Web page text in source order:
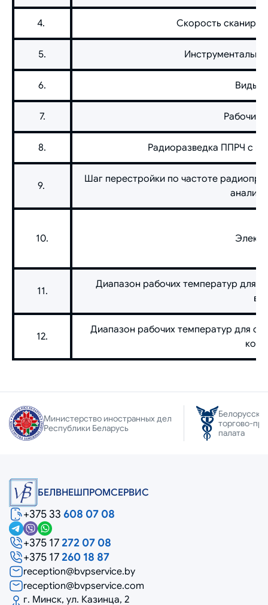
4. Скорость
5.
6. Виды
7. Рабочий
8. Радиоразведка ППРЧ с
9.
Шаг перестройки по частоте
10.
11.
Диапазон рабочих температур для
12.
Диапазон рабочих температур для
Министерство иностранных дел
Республики Беларусь
Белорусская
торгово-
палата
БЕЛВНЕШПРОМСЕРВИС
+375 33 608 07 08
+375 17 272 07 08
+375 17 260 18 87
reception@bvpservice.by
reception@bvpservice.com
г. Минск, ул. Казинца, 2